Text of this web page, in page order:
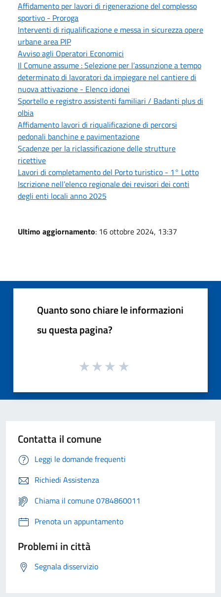
Affidamento per lavori di rigenerazione del complesso
sportivo - Proroga
Interventi di riqualificazione e messa in sicurezza opere
urbane area PIP
Avviso agli Operatori Economici
Il Comune assume : Selezione per l’assunzione a tempo
determinato di lavoratori da impiegare nel cantiere di
nuova attivazione - Elenco idonei
Sportello e registro assistenti familiari / Badanti plus di
olbia
Affidamento lavori di riqualificazione di percorsi
pedonali banchine e pavimentazione
Scadenze per la riclassificazione delle strutture
ricettive
Lavori di completamento del Porto turistico - 1° Lotto
Iscrizione nell’elenco regionale dei revisori dei conti
degli enti locali anno 2025
Ultimo aggiornamento: 16 ottobre 2024, 13:37
Quanto sono chiare le informazioni
su questa pagina?
Contatta il comune
Leggi le domande frequenti
Richiedi Assistenza
Chiama il comune 0784860011
Prenota un appuntamento
Problemi in città
Segnala disservizio